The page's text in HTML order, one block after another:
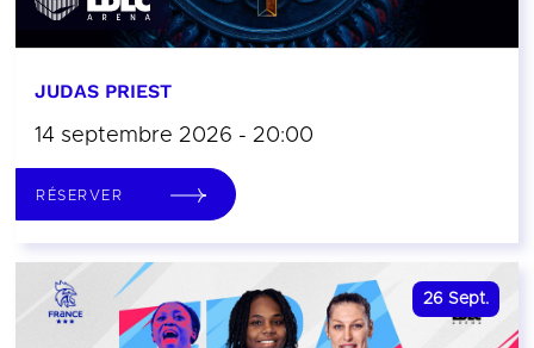
JUDAS PRIEST
14 septembre 2026 - 20:00
RÉSERVER
26 Sept.